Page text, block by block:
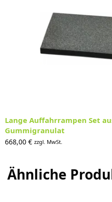
Lange Auffahrrampen Set
Gummigranulat
668,00 € zzgl. MwSt.
Ähnliche